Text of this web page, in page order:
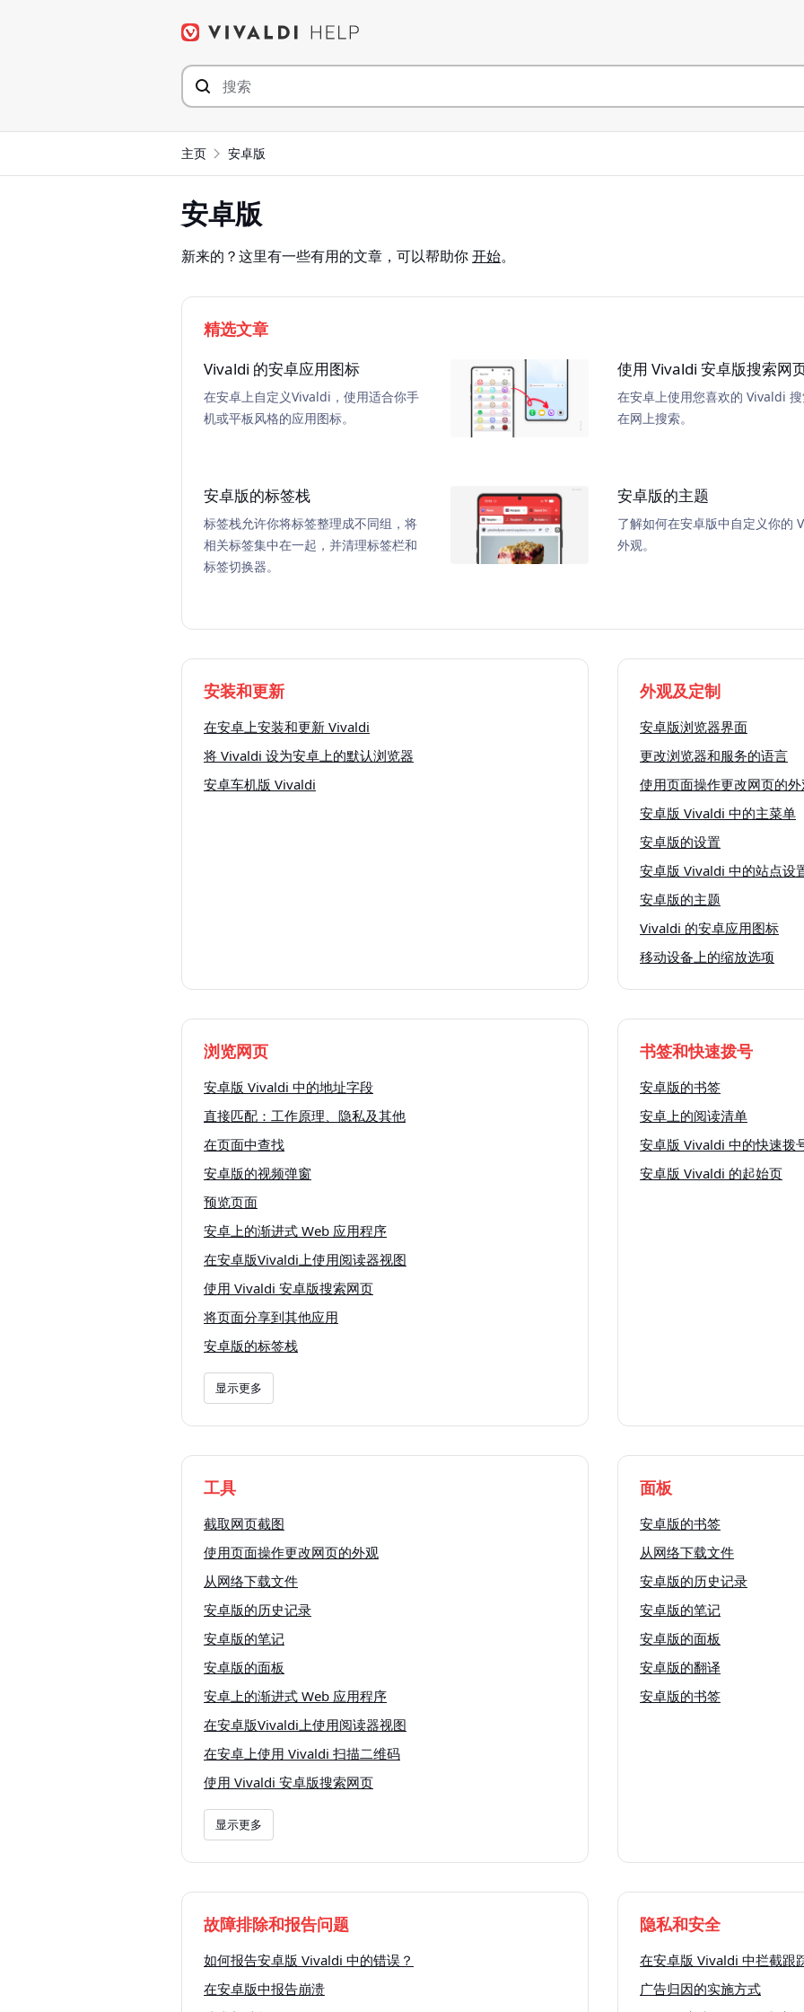
主页 安卓版
安卓版
新来的？这里有一些有用的文章，可以帮助你开始。
精选文章
Vivaldi 的安卓应用图标
在安卓上自定义Vivaldi，使用适合你手
机或平板风格的应用图标。
使用 Vivaldi 安卓版搜索网
在安卓上使用您喜欢的 Vivaldi
在网上搜索。
安卓版的标签栈
标签栈允许你将标签整理成不同组，将
相关标签集中在一起，并清理标签栏和
标签切换器。
安卓版的主题
了解如何在安卓版中自定义你的
外观。
安装和更新
在安卓上安装和更新 Vivaldi
将 Vivaldi 设为安卓上的默认浏览器
安卓车机版 Vivaldi
外观及定制
安卓版浏览器界面
更改浏览器和服务的语言
使用页面操作更改网页的
安卓版 Vivaldi 中的主菜单
安卓版的设置
安卓版 Vivaldi 中的站点设
安卓版的主题
Vivaldi 的安卓应用图标
移动设备上的缩放选项
浏览网页
安卓版 Vivaldi 中的地址字段
直接匹配：工作原理、隐私及其他
在页面中查找
安卓版的视频弹窗
预览页面
安卓上的渐进式 Web 应用程序
在安卓版Vivaldi上使用阅读器视图
使用 Vivaldi 安卓版搜索网页
将页面分享到其他应用
安卓版的标签栈
显示更多
书签和快速拨号
安卓版的书签
安卓上的阅读清单
安卓版 Vivaldi 中的快速拨
安卓版 Vivaldi 的起始页
工具
截取网页截图
使用页面操作更改网页的外观
从网络下载文件
安卓版的历史记录
安卓版的笔记
安卓版的面板
安卓上的渐进式 Web 应用程序
在安卓版Vivaldi上使用阅读器视图
在安卓上使用 Vivaldi 扫描二维码
使用 Vivaldi 安卓版搜索网页
显示更多
面板
安卓版的书签
从网络下载文件
安卓版的历史记录
安卓版的笔记
安卓版的面板
安卓版的翻译
安卓版的书签
故障排除和报告问题
如何报告安卓版 Vivaldi 中的错误？
在安卓版中报告崩溃
隐私和安全
在安卓版 Vivaldi 中拦截跟
广告归因的实施方式